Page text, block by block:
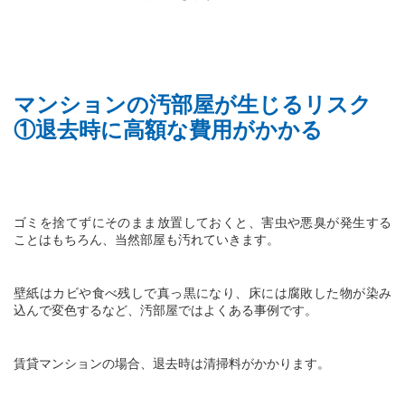
マンションの汚部屋が生じるリスク
①退去時に高額な費用がかかる
ゴミを捨てずにそのまま放置しておくと、害虫や悪臭が発生する
ことはもちろん、当然部屋も汚れていきます。
壁紙はカビや食べ残しで真っ黒になり、床には腐敗した物が染み
込んで変色するなど、汚部屋ではよくある事例です。
賃貸マンションの場合、退去時は清掃料がかかります。